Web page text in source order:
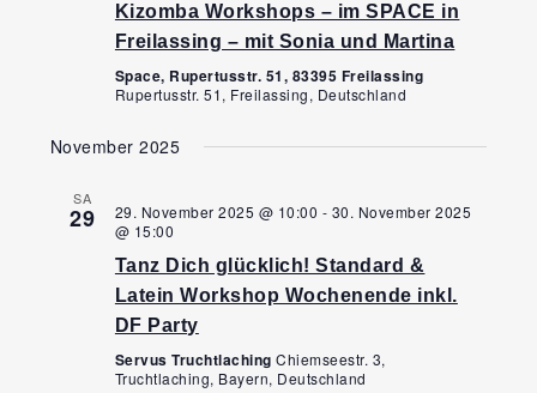
Kizomba Workshops – im SPACE in
Freilassing – mit Sonia und Martina
Space, Rupertusstr. 51, 83395 Freilassing
Rupertusstr. 51, Freilassing, Deutschland
November 2025
SA
29 29. November 2025 @ 10:00 - 30. November 2025
@ 15:00
Tanz Dich glücklich! Standard &
Latein Workshop Wochenende inkl.
DF Party
Servus TruchtlachingChiemseestr. 3,
Truchtlaching, Bayern, Deutschland